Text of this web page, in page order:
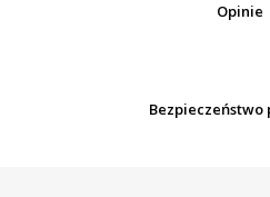
Opinie
Bezpieczeństwo